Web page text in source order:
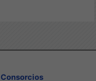
Consorcios